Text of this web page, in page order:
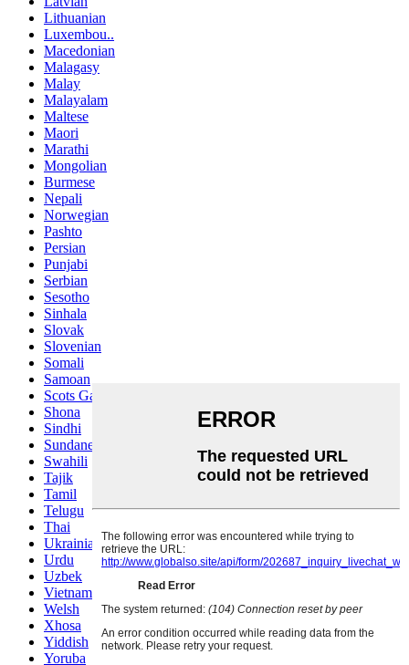
Lithuanian
Luxembou..
Macedonian
Malagasy
Malay
Malayalam
Maltese
Maori
Marathi
Mongolian
Burmese
Nepali
Norwegian
Pashto
Persian
Punjabi
Serbian
Sesotho
Sinhala
Slovak
Slovenian
Somali
Samoan
Scots Gaelic
Shona
Sindhi
Sundanese
Swahili
Tajik
Tamil
Telugu
Thai
Ukrainian
Urdu
Uzbek
Vietnamese
Welsh
Xhosa
Yiddish
Yoruba